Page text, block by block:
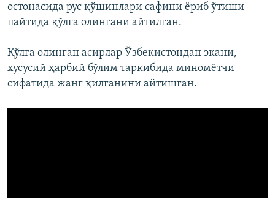
остонасида рус қўшинлари сафини ёриб ўтиши
пайтида қўлга олингани айтилган.
Қўлга олинган асирлар Ўзбекистондан экани,
хусусий ҳарбий бўлим таркибида миномётчи
сифатида жанг қилганини айтишган.